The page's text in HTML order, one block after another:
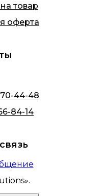
товар
оферта
44-48
84-14
».